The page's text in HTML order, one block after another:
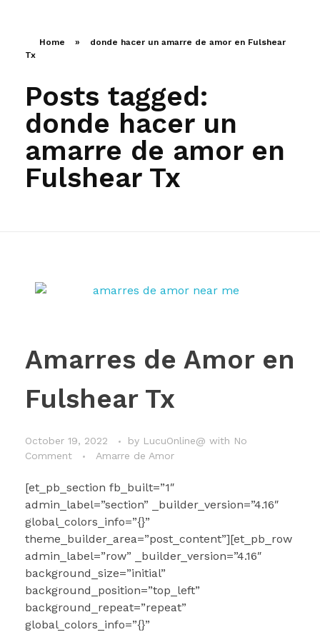
Home »
donde hacer un amarre de amor en Fulshear
Tx
Posts tagged:
donde hacer un
amarre de amor en
Fulshear Tx
Amarres de Amor en
Fulshear Tx
October 19, 2022 by LucuOnline@ with No
Comment
Amarre de Amor
[et_pb_section fb_built=”1″
admin_label=”section” _builder_version=”4.16″
global_colors_info=”{}”
theme_builder_area=”post_content”][et_pb_row
admin_label=”row” _builder_version=”4.16″
background_size=”initial”
background_position=”top_left”
background_repeat=”repeat”
global_colors_info=”{}”